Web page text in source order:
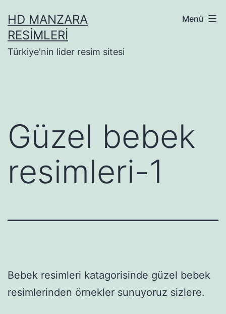
geçHD MANZARA
RESIMLERI
Türkiye'nin lider resim sitesi
Menü
Güzel bebek
resimleri-1
Bebek resimleri katagorisinde güzel bebek
resimlerinden örnekler sunuyoruz sizlere.